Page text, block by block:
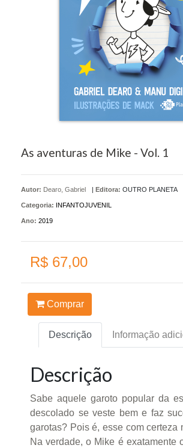
As aventuras de Mike - Vol. 1
Autor: Dearo, Gabriel | Editora: OUTRO PLANETA
Categoria: INFANTOJUVENIL
Ano: 2019
R$ 67,00
Comprar
Descrição Informação
Descrição
Sabe aquele garoto popular da
descolado se veste bem e faz
garotas? Pois é, esse com certeza
Na verdade, o Mike é exatamente